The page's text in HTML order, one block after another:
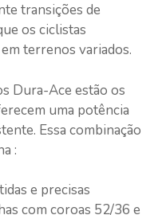
transições de
os ciclistas
terrenos variados.
Dura-Ace estão os
uma potência
Essa combinação
:
e precisas
com coroas 52/36 e